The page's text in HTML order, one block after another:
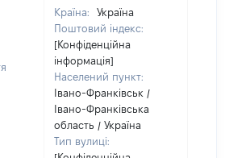
Країна:
Україна
Поштовий індекс:
[Конфіденційна
інформація]
Населений пункт:
Івано-Франківськ /
Івано-Франківська
область / Україна
Тип вулиці: